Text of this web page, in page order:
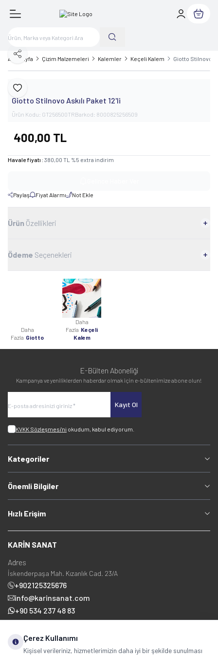
Sepetim
Ana Sayfa Çizim Malzemeleri Kalemler Keçeli Kalem Giotto Stilnovo
Favoriye Ekle
Paylaş
Giotto
Giotto Stilnovo Askılı Paket 12'li
Ürün Kodu: GT256500TRBarkod: 8000825256509
400,00 TL
Havale fiyatı : 380,00 TL %5 extra indirim
Paylaş Fiyat Alarmı Not Ekle
Ürün Özellikleri
Ödeme Seçenekleri
Daha
Fazla Giotto
Daha
Fazla Keçeli
Kalem
E-Bülten Aboneliği
Kampanya ve yeniliklerden haberdar olmak için e-bültenimize abone olun!
Kayıt Ol
KVKK Sözleşmesi'ni okudum, kabul ediyorum.
Kategoriler
Önemli Bilgiler
Hızlı Erişim
KARİN SANAT
Adres
İskenderpaşa Mah. Kızanlık Cad. 23/A
+902125325676
info@karinsanat.com
+90 534 237 48 83
Çerez Kullanımı
Kişisel verileriniz, hizmetlerimizin daha iyi bir şekilde sunulması